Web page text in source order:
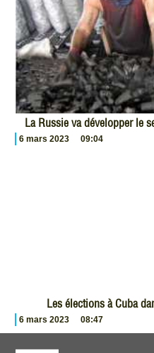
La Russie va développer le
6 mars 2023 09:04
Les élections à Cuba
6 mars 2023 08:47